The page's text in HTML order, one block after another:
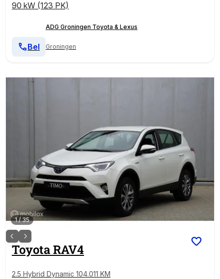
90 kW (123 PK)
ADG Groningen Toyota & Lexus
Groningen
Bel
1/35
ToyotaRAV4
2.5 Hybrid Dynamic 104.011 KM